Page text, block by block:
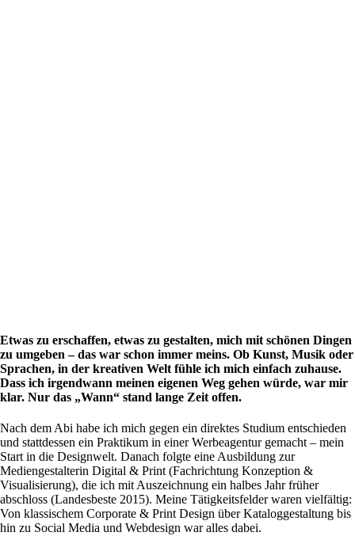
Etwas zu erschaffen, etwas zu gestalten, mich mit schönen Dingen
zu umgeben – das war schon immer meins. Ob Kunst, Musik oder
Sprachen, in der kreativen Welt fühle ich mich einfach zuhause.
Dass ich irgendwann meinen eigenen Weg gehen würde, war mir
klar. Nur das „Wann“ stand lange Zeit offen.
Nach dem Abi habe ich mich gegen ein direktes Studium entschieden
und stattdessen ein Praktikum in einer Werbeagentur gemacht – mein
Start in die Designwelt. Danach folgte eine Ausbildung zur
Mediengestalterin Digital & Print (Fachrichtung Konzeption &
Visualisierung), die ich mit Auszeichnung ein halbes Jahr früher
abschloss (Landesbeste 2015). Meine Tätigkeitsfelder waren vielfältig:
Von klassischem Corporate & Print Design über Kataloggestaltung bis
hin zu Social Media und Webdesign war alles dabei.